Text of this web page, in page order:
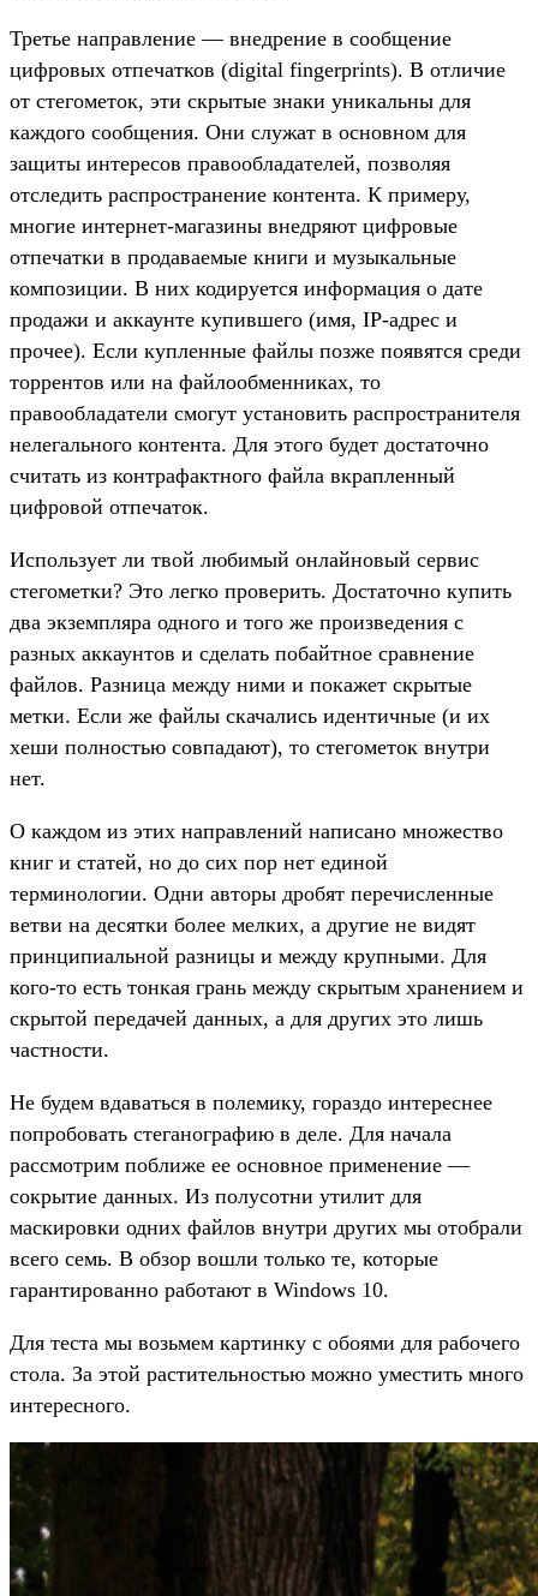
Третье направление — внедрение в сообщение
цифровых отпечатков (digital fingerprints). В отличие
от стегометок, эти скрытые знаки уникальны для
каждого сообщения. Они служат в основном для
защиты интересов правообладателей, позволяя
отследить распространение контента. К примеру,
многие интернет-магазины внедряют цифровые
отпечатки в продаваемые книги и музыкальные
композиции. В них кодируется информация о дате
продажи и аккаунте купившего (имя, IP-адрес и
прочее). Если купленные файлы позже появятся среди
торрентов или на файлообменниках, то
правообладатели смогут установить распространителя
нелегального контента. Для этого будет достаточно
считать из контрафактного файла вкрапленный
цифровой отпечаток.
Использует ли твой любимый онлайновый сервис
стегометки? Это легко проверить. Достаточно купить
два экземпляра одного и того же произведения с
разных аккаунтов и сделать побайтное сравнение
файлов. Разница между ними и покажет скрытые
метки. Если же файлы скачались идентичные (и их
хеши полностью совпадают), то стегометок внутри
нет.
О каждом из этих направлений написано множество
книг и статей, но до сих пор нет единой
терминологии. Одни авторы дробят перечисленные
ветви на десятки более мелких, а другие не видят
принципиальной разницы и между крупными. Для
кого-то есть тонкая грань между скрытым хранением и
скрытой передачей данных, а для других это лишь
частности.
Не будем вдаваться в полемику, гораздо интереснее
попробовать стеганографию в деле. Для начала
рассмотрим поближе ее основное применение —
сокрытие данных. Из полусотни утилит для
маскировки одних файлов внутри других мы отобрали
всего семь. В обзор вошли только те, которые
гарантированно работают в Windows 10.
Для теста мы возьмем картинку с обоями для рабочего
стола. За этой растительностью можно уместить много
интересного.